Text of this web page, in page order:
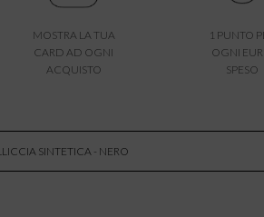
MOSTRA LA TUA
CARD AD OGNI
ACQUISTO
1 PUNTO
OGNI
SPESO
SINTETICA - NERO